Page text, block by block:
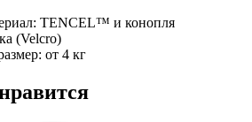
TENCEL™ и конопля
(Velcro)
от 4 кг